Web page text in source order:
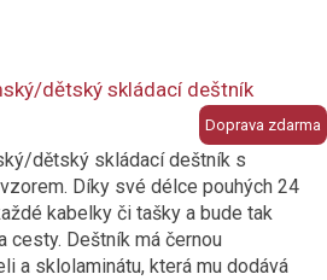
Doprava zdarma
dětský skládací deštník
dětský skládací deštník s
Díky své délce pouhých 24
kabelky či tašky a bude tak
cesty. Deštník má černou
a sklolaminátu, která mu dodává